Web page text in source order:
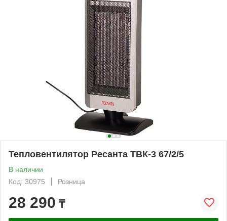
Тепловентилятор Ресанта ТВК-3 67/2/5
В наличии
Код: 30975
Розница
28 290 ₸